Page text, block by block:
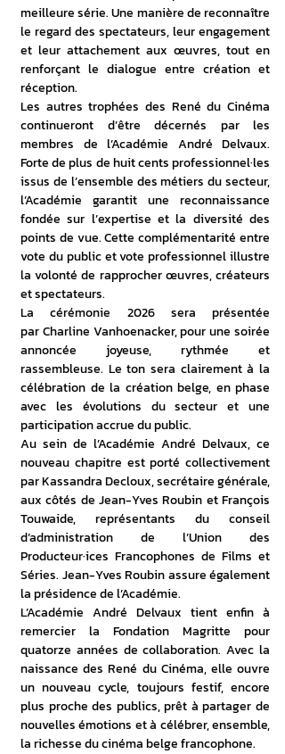
meilleure série. Une manière de reconnaître
le regard des spectateurs, leur engagement
et leur attachement aux œuvres, tout en
renforçant le dialogue entre création et
réception.
Les autres trophées des René du Cinéma
continueront d’être décernés par les
membres de l’Académie André Delvaux.
Forte de plus de huit cents professionnel·les
issus de l’ensemble des métiers du secteur,
l’Académie garantit une reconnaissance
fondée sur l’expertise et la diversité des
points de vue. Cette complémentarité entre
vote du public et vote professionnel illustre
la volonté de rapprocher œuvres, créateurs
et spectateurs.
La cérémonie 2026 sera présentée
par Charline Vanhoenacker, pour une soirée
annoncée joyeuse, rythmée et
rassembleuse. Le ton sera clairement à la
célébration de la création belge, en phase
avec les évolutions du secteur et une
participation accrue du public.
Au sein de l’Académie André Delvaux, ce
nouveau chapitre est porté collectivement
par Kassandra Decloux, secrétaire générale,
aux côtés de Jean-Yves Roubin et François
Touwaide, représentants du conseil
d’administration de l’Union des
Producteur·ices Francophones de Films et
Séries. Jean-Yves Roubin assure également
la présidence de l’Académie.
L’Académie André Delvaux tient enfin à
remercier la Fondation Magritte pour
quatorze années de collaboration. Avec la
naissance des René du Cinéma, elle ouvre
un nouveau cycle, toujours festif, encore
plus proche des publics, prêt à partager de
nouvelles émotions et à célébrer, ensemble,
la richesse du cinéma belge francophone.